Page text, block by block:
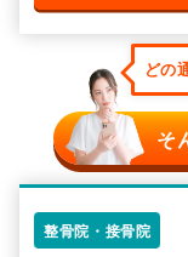
どの
そ
整骨院・接骨院